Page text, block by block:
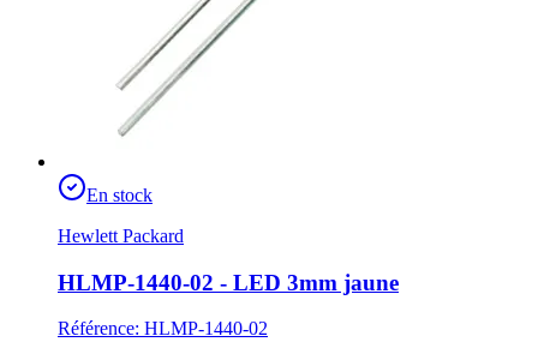
En stock
Hewlett Packard
HLMP-1440-02 - LED 3mm jaune
Référence: HLMP-1440-02